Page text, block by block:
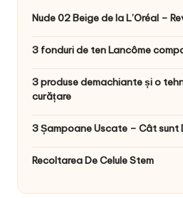
Nude 02 Beige de la L’Oréal –
3 fonduri de ten Lancôme
3 produse demachiante și o
curățare
3 Șampoane Uscate – Cât sunt
Recoltarea De Celule Stem